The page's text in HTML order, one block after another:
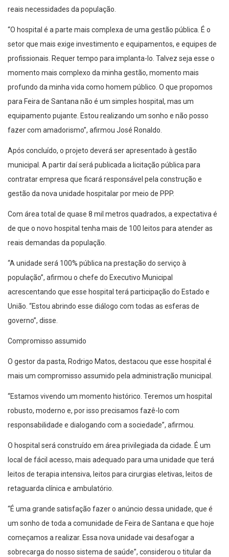
reais necessidades da população.
“O hospital é a parte mais complexa de uma gestão pública. É o
setor que mais exige investimento e equipamentos, e equipes de
profissionais. Requer tempo para implanta-lo. Talvez seja esse o
momento mais complexo da minha gestão, momento mais
profundo da minha vida como homem público. O que propomos
para Feira de Santana não é um simples hospital, mas um
equipamento pujante. Estou realizando um sonho e não posso
fazer com amadorismo”, afirmou José Ronaldo.
Após concluído, o projeto deverá ser apresentado à gestão
municipal. A partir daí será publicada a licitação pública para
contratar empresa que ficará responsável pela construção e
gestão da nova unidade hospitalar por meio de PPP.
Com área total de quase 8 mil metros quadrados, a expectativa é
de que o novo hospital tenha mais de 100 leitos para atender as
reais demandas da população.
“A unidade será 100% pública na prestação do serviço à
população”, afirmou o chefe do Executivo Municipal
acrescentando que esse hospital terá participação do Estado e
União. “Estou abrindo esse diálogo com todas as esferas de
governo”, disse.
Compromisso assumido
O gestor da pasta, Rodrigo Matos, destacou que esse hospital é
mais um compromisso assumido pela administração municipal.
“Estamos vivendo um momento histórico. Teremos um hospital
robusto, moderno e, por isso precisamos fazê-lo com
responsabilidade e dialogando com a sociedade”, afirmou.
O hospital será construído em área privilegiada da cidade. É um
local de fácil acesso, mais adequado para uma unidade que terá
leitos de terapia intensiva, leitos para cirurgias eletivas, leitos de
retaguarda clínica e ambulatório.
“É uma grande satisfação fazer o anúncio dessa unidade, que é
um sonho de toda a comunidade de Feira de Santana e que hoje
começamos a realizar. Essa nova unidade vai desafogar a
sobrecarga do nosso sistema de saúde”, considerou o titular da